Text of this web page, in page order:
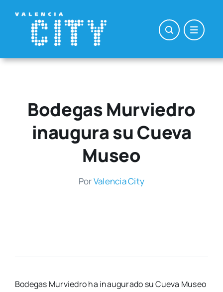
contenido
Bodegas Murviedro
inaugura su Cueva
Museo
PorValen­cia City
Bode­gas Mur­vie­dro ha inau­gu­ra­do su Cue­va Museo